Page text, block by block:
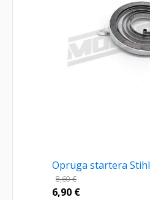
Opruga startera
8,60€
6,90 €